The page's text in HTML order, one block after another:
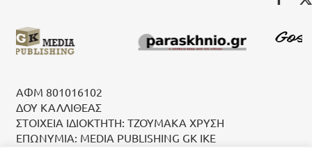
ΑΦΜ 801016102
ΔΟΥ ΚΑΛΛΙΘΕΑΣ
ΣΤΟΙΧΕΙΑ ΙΔΙΟΚΤΗΤΗ: ΤΖΟΥΜΑΚΑ ΧΡΥΣΗ
ΕΠΩΝΥΜΙΑ: MEDIA PUBLISHING GK IKE